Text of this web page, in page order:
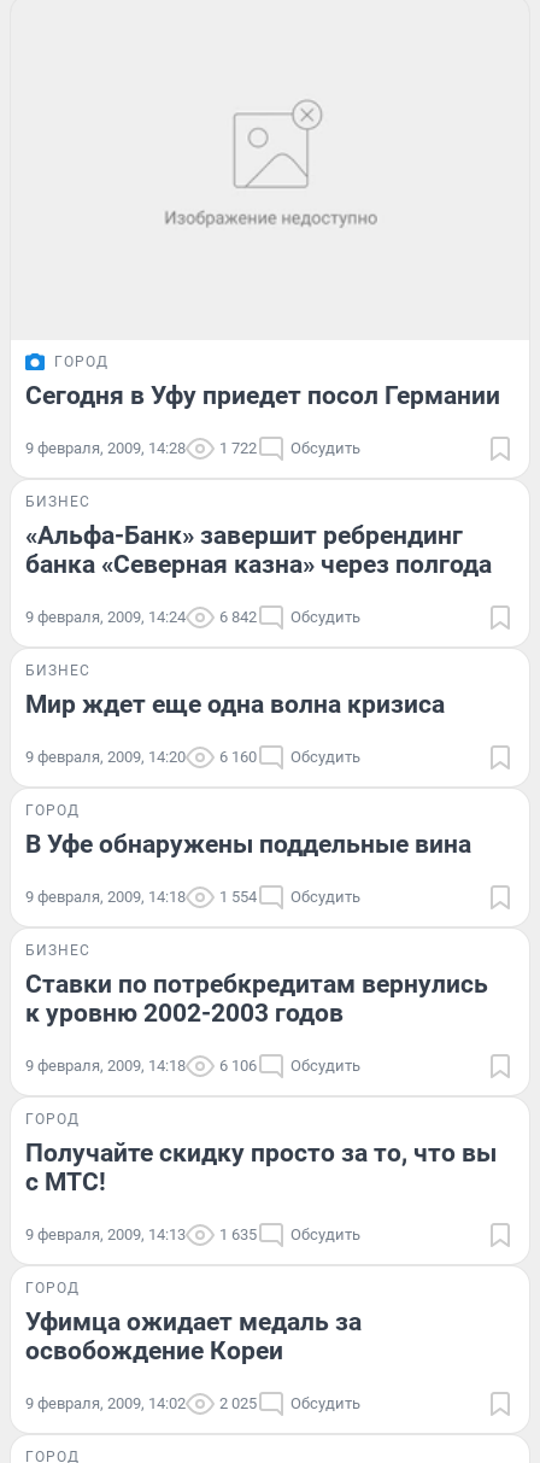
ГОРОД
Сегодня в Уфу приедет посол Германии
9 февраля, 2009, 14:28 1 722 Обсудить
БИЗНЕС
«Альфа-Банк» завершит ребрендинг
банка «Северная казна» через полгода
9 февраля, 2009, 14:24 6 842 Обсудить
БИЗНЕС
Мир ждет еще одна волна кризиса
9 февраля, 2009, 14:20 6 160 Обсудить
ГОРОД
В Уфе обнаружены поддельные вина
9 февраля, 2009, 14:18 1 554 Обсудить
БИЗНЕС
Ставки по потребкредитам вернулись
к уровню 2002-2003 годов
9 февраля, 2009, 14:18 6 106 Обсудить
ГОРОД
Получайте скидку просто за то, что вы
с МТС!
9 февраля, 2009, 14:13 1 635 Обсудить
ГОРОД
Уфимца ожидает медаль за
освобождение Кореи
9 февраля, 2009, 14:02 2 025 Обсудить
ГОРОД